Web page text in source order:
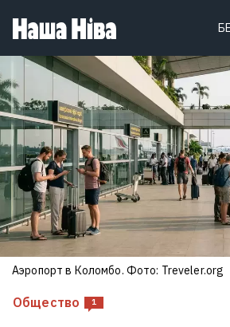
Общество 1
Аэропорт в Коломбо. Фото: Treveler.org
«Я сотрудник КГБ, у вас
проблемы». Минчанка
написать жалобу в
сотрудница показала